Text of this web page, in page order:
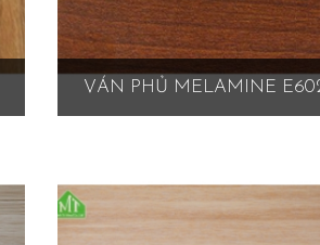
VÁN PHỦ MELAMINE